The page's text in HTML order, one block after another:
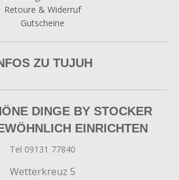
Retoure & Widerruf
Gutscheine
ZU TUJUH
DINGE BY STOCKER
EINRICHTEN
Tel 09131 77840
Wetterkreuz 5